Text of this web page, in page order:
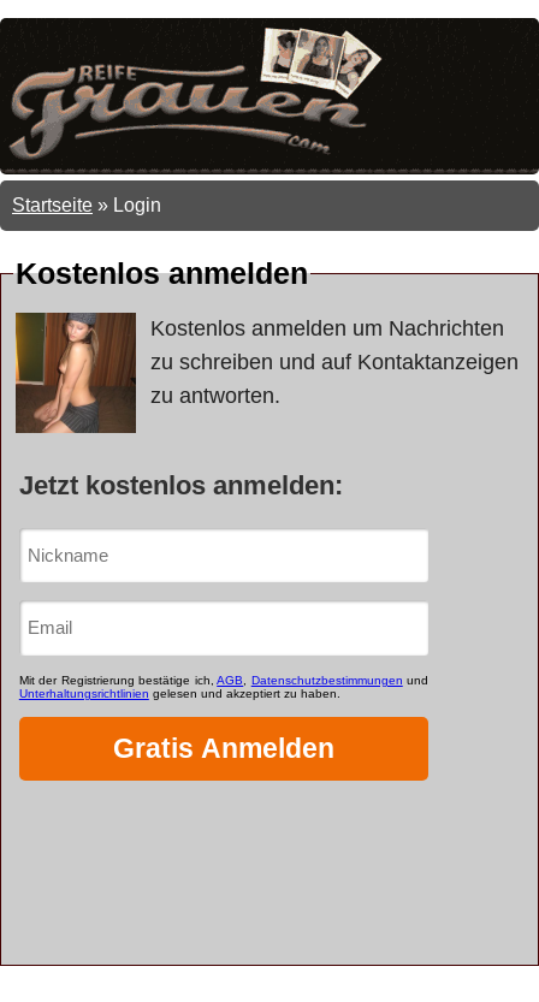
Startseite » Login
Kostenlos anmelden
Kostenlos anmelden um Nachrichten
zu schreiben und auf Kontaktanzeigen
zu antworten.
Jetzt kostenlos anmelden: